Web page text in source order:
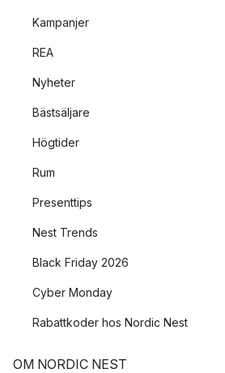
Kampanjer
REA
Nyheter
Bästsäljare
Högtider
Rum
Presenttips
Nest Trends
Black Friday 2026
Cyber Monday
Rabattkoder hos Nordic Nest
OM NORDIC NEST